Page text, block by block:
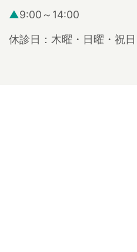
▲9:00～14:00
休診日：木曜・日曜・祝日